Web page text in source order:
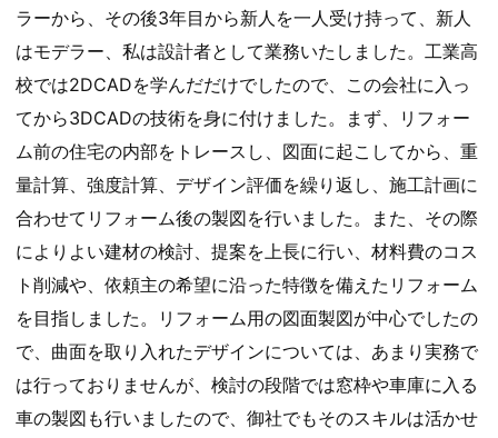
ラーから、その後3年目から新人を一人受け持って、新人
はモデラー、私は設計者として業務いたしました。工業高
校では2DCADを学んだだけでしたので、この会社に入っ
てから3DCADの技術を身に付けました。まず、リフォー
ム前の住宅の内部をトレースし、図面に起こしてから、重
量計算、強度計算、デザイン評価を繰り返し、施工計画に
合わせてリフォーム後の製図を行いました。また、その際
によりよい建材の検討、提案を上長に行い、材料費のコス
ト削減や、依頼主の希望に沿った特徴を備えたリフォーム
を目指しました。リフォーム用の図面製図が中心でしたの
で、曲面を取り入れたデザインについては、あまり実務で
は行っておりませんが、検討の段階では窓枠や車庫に入る
車の製図も行いましたので、御社でもそのスキルは活かせ